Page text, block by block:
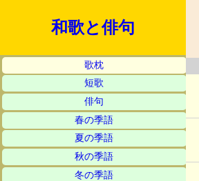
和歌と俳句
歌枕
短歌
俳句
春の季語
夏の季語
秋の季語
冬の季語